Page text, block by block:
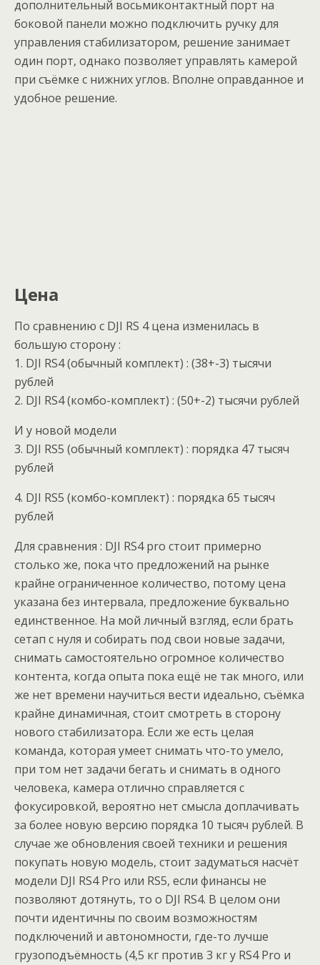
дополнительный восьмиконтактный порт на
боковой панели можно подключить ручку для
управления стабилизатором, решение занимает
один порт, однако позволяет управлять камерой
при съёмке с нижних углов. Вполне оправданное и
удобное решение.
Цена
По сравнению с DJI RS 4 цена изменилась в
большую сторону :
1. DJI RS4 (обычный комплект) : (38+-3) тысячи
рублей
2. DJI RS4 (комбо-комплект) : (50+-2) тысячи рублей
И у новой модели
3. DJI RS5 (обычный комплект) : порядка 47 тысяч
рублей
4. DJI RS5 (комбо-комплект) : порядка 65 тысяч
рублей
Для сравнения : DJI RS4 pro стоит примерно
столько же, пока что предложений на рынке
крайне ограниченное количество, потому цена
указана без интервала, предложение буквально
единственное. На мой личный взгляд, если брать
сетап с нуля и собирать под свои новые задачи,
снимать самостоятельно огромное количество
контента, когда опыта пока ещё не так много, или
же нет времени научиться вести идеально, съёмка
крайне динамичная, стоит смотреть в сторону
нового стабилизатора. Если же есть целая
команда, которая умеет снимать что-то умело,
при том нет задачи бегать и снимать в одного
человека, камера отлично справляется с
фокусировкой, вероятно нет смысла доплачивать
за более новую версию порядка 10 тысяч рублей. В
случае же обновления своей техники и решения
покупать новую модель, стоит задуматься насчёт
модели DJI RS4 Pro или RS5, если финансы не
позволяют дотянуть, то о DJI RS4. В целом они
почти идентичны по своим возможностям
подключений и автономности, где-то лучше
грузоподъёмность (4,5 кг против 3 кг у RS4 Pro и